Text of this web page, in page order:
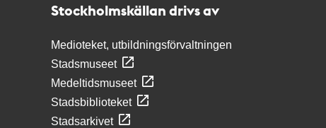
Stockholmskällan drivs av
Medioteket, utbildningsförvaltningen
Stadsmuseet
Medeltidsmuseet
Stadsbiblioteket
Stadsarkivet